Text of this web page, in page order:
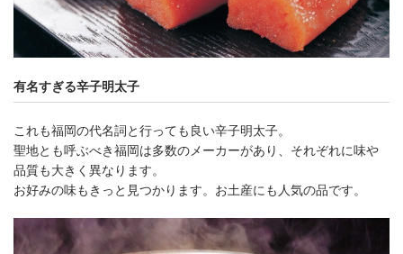
有名すぎる辛子明太子
これも福岡の代名詞と行っても良い辛子明太子。
聖地とも呼ぶべき福岡は多数のメーカーがあり、それぞれに味や
品質も大きく異なります。
お好みの味もきっと見つかります。お土産にも人気の品です。